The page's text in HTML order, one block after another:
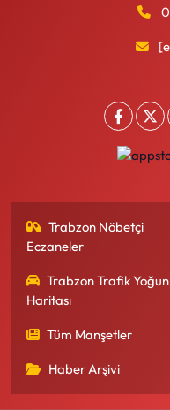
Trabzon Nöbetçi
Eczaneler
Trabzon Trafik
Haritası
Tüm Manşetler
Haber Arşivi